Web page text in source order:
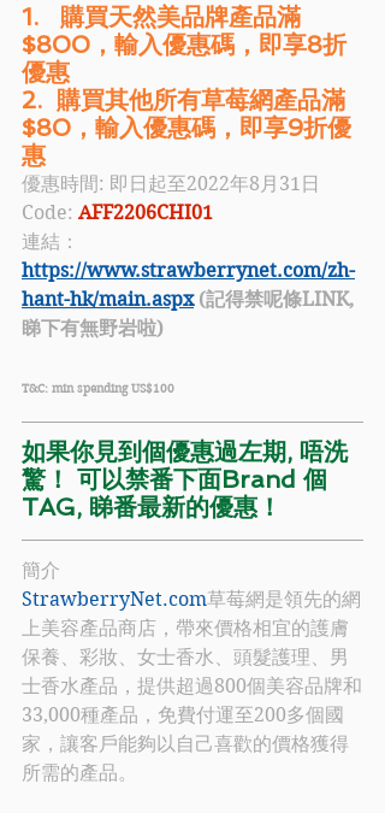
1.   購買天然美品牌產品滿
$800，輸入優惠碼，即享8折
優惠
2.  購買其他所有草莓網產品滿
$80，輸入優惠碼，即享9折優
惠
優惠時間: 即日起至2022年8月31日
Code: AFF2206CHI01
連結：
https://www.strawberrynet.com/zh-
hant-hk/main.aspx (記得禁呢條LINK,
睇下有無野岩啦)
T&C: min spending US$100
如果你見到個優惠過左期, 唔洗
驚！ 可以禁番下面Brand 個
TAG, 睇番最新的優惠！
簡介
StrawberryNet.com草莓網是領先的網
上美容產品商店，帶來價格相宜的護膚
保養、彩妝、女士香水、頭髮護理、男
士香水產品，提供超過800個美容品牌和
33,000種產品，免費付運至200多個國
家，讓客戶能夠以自己喜歡的價格獲得
所需的產品。